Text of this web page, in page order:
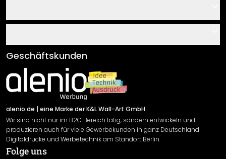
Über uns
Klebe- und Montageanleitungen
Newsletter An-/Abmeldung
Sendungsverfolgung
AGB
Impressum
Versand & Zahlung
Rücksendung
Widerrufsrecht
Datenschutzerklärung
Gewährleistung
Geschäftskunden
alenio.de | eine Marke der K&L Wall-Art GmbH.
Wir sind nicht nur im B2C Bereich tätig, sondern entwickeln und
produzieren auch für viele Gewerbekunden in ganz Deutschland
Digitaldrucke und Werbetechnik am Standort Berlin.
Folge uns